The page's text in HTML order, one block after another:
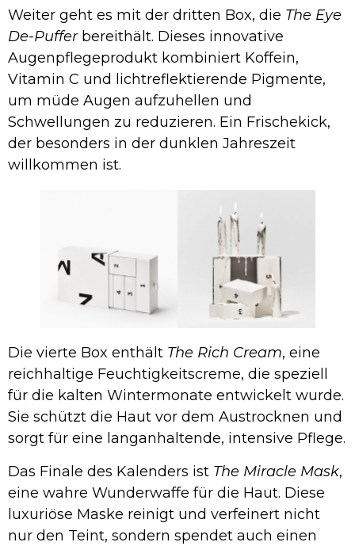
Weiter geht es mit der dritten Box, die The Eye
De-Pufferbereithält. Dieses innovative
Augenpflegeprodukt kombiniert Koffein,
Vitamin C und lichtreflektierende Pigmente,
um müde Augen aufzuhellen und
Schwellungen zu reduzieren. Ein Frischekick,
der besonders in der dunklen Jahreszeit
willkommen ist.
Die vierte Box enthält The Rich Cream, eine
reichhaltige Feuchtigkeitscreme, die speziell
für die kalten Wintermonate entwickelt wurde.
Sie schützt die Haut vor dem Austrocknen und
sorgt für eine langanhaltende, intensive Pflege.
Das Finale des Kalenders ist The Miracle Mask,
eine wahre Wunderwaffe für die Haut. Diese
luxuriöse Maske reinigt und verfeinert nicht
nur den Teint, sondern spendet auch einen